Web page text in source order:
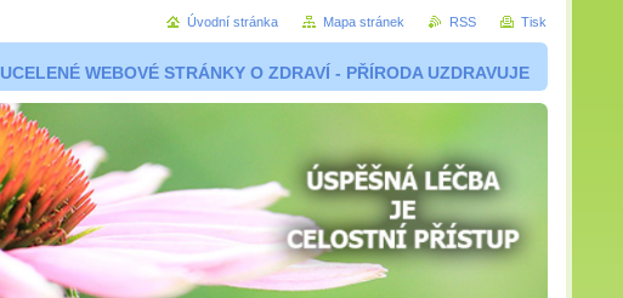
UCELENÉ WEBOVÉ STRÁNKY O ZDRAVÍ - PŘÍRODA UZDRAVUJE
Úvodní stránka Mapa stránek RSS Tisk